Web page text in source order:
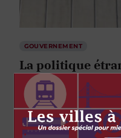
GOUVERNEMENT
La politique
2010 : une
par Marie Bernard-
1 DÉCEMBRE 2010